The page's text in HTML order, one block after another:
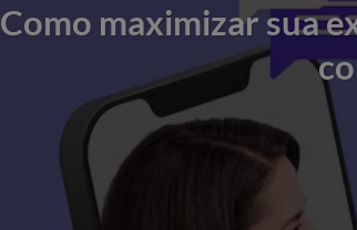
Como maximizar sua